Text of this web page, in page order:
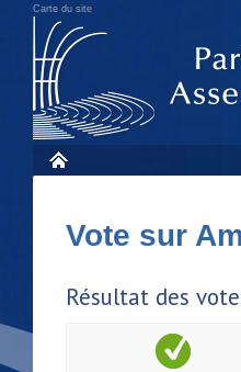
Carte du site
Vote sur
Résultat des